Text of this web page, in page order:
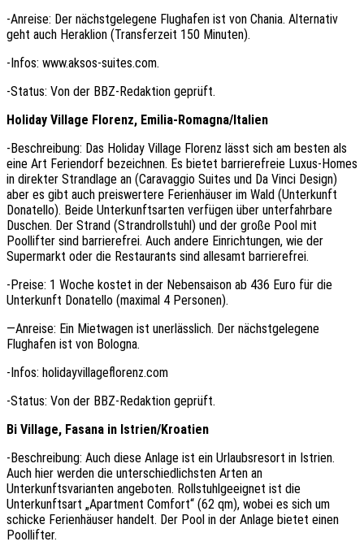
-Anreise: Der nächstgelegene Flughafen ist von Chania. Alternativ
geht auch Heraklion (Transferzeit 150 Minuten).
-Infos: www.aksos-suites.com.
-Status: Von der BBZ-Redaktion geprüft.
Holiday Village Florenz, Emilia-Romagna/Italien
-Beschreibung: Das Holiday Village Florenz lässt sich am besten als
eine Art Feriendorf bezeichnen. Es bietet barrierefreie Luxus-Homes
in direkter Strandlage an (Caravaggio Suites und Da Vinci Design)
aber es gibt auch preiswertere Ferienhäuser im Wald (Unterkunft
Donatello). Beide Unterkunftsarten verfügen über unterfahrbare
Duschen. Der Strand (Strandrollstuhl) und der große Pool mit
Poollifter sind barrierefrei. Auch andere Einrichtungen, wie der
Supermarkt oder die Restaurants sind allesamt barrierefrei.
-Preise: 1 Woche kostet in der Nebensaison ab 436 Euro für die
Unterkunft Donatello (maximal 4 Personen).
—Anreise: Ein Mietwagen ist unerlässlich. Der nächstgelegene
Flughafen ist von Bologna.
-Infos: holidayvillageflorenz.com
-Status: Von der BBZ-Redaktion geprüft.
Bi Village, Fasana in Istrien/Kroatien
-Beschreibung: Auch diese Anlage ist ein Urlaubsresort in Istrien.
Auch hier werden die unterschiedlichsten Arten an
Unterkunftsvarianten angeboten. Rollstuhlgeeignet ist die
Unterkunftsart „Apartment Comfort“ (62 qm), wobei es sich um
schicke Ferienhäuser handelt. Der Pool in der Anlage bietet einen
Poollifter.